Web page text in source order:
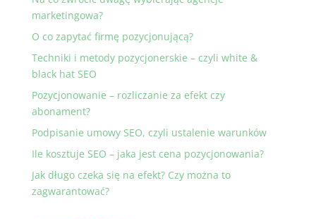
marketingowa?
O co zapytać firmę pozycjonującą?
Techniki i metody pozycjonerskie – czyli white &
black hat SEO
Pozycjonowanie – rozliczanie za efekt czy
abonament?
Podpisanie umowy SEO, czyli ustalenie warunków
Ile kosztuje SEO – jaka jest cena pozycjonowania?
Jak długo czeka się na efekt? Czy można to
zagwarantować?